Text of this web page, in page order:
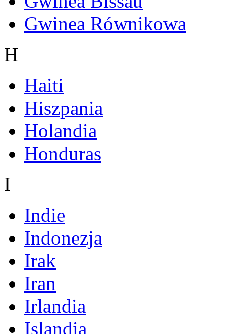
Gwinea Równikowa
H
Haiti
Hiszpania
Holandia
Honduras
I
Indie
Indonezja
Irak
Iran
Irlandia
Islandia